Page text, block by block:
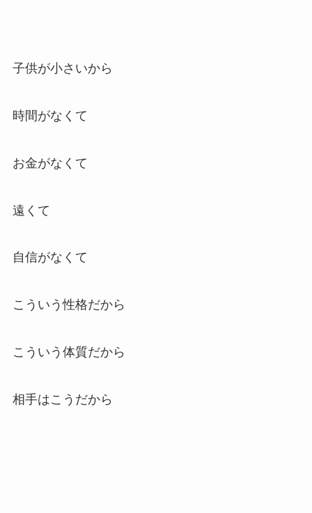
子供が小さいから
時間がなくて
お金がなくて
遠くて
自信がなくて
こういう性格だから
こういう体質だから
相手はこうだから